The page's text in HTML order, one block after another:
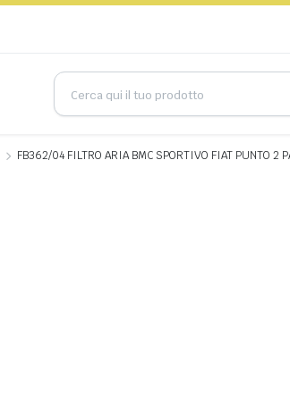
FB362/04 FILTRO ARIA BMC SPORTIVO FIAT PUNTO 2